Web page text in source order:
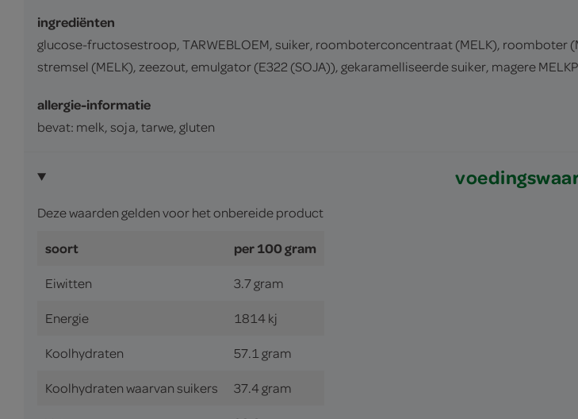
ingrediënten
glucose-fructosestroop, TARWEBLOEM, suiker, roomboterconcentraat (MELK), roomboter
stremsel (MELK), zeezout, emulgator (E322 (SOJA)), gekaramelliseerde suiker, magere
allergie-informatie
bevat: melk, soja, tarwe, gluten
Deze waarden gelden voor het onbereide product
soort per 100 gram
Eiwitten 3.7 gram
Energie 1814 kj
Koolhydraten 57.1 gram
Koolhydraten waarvan suikers 37.4 gram